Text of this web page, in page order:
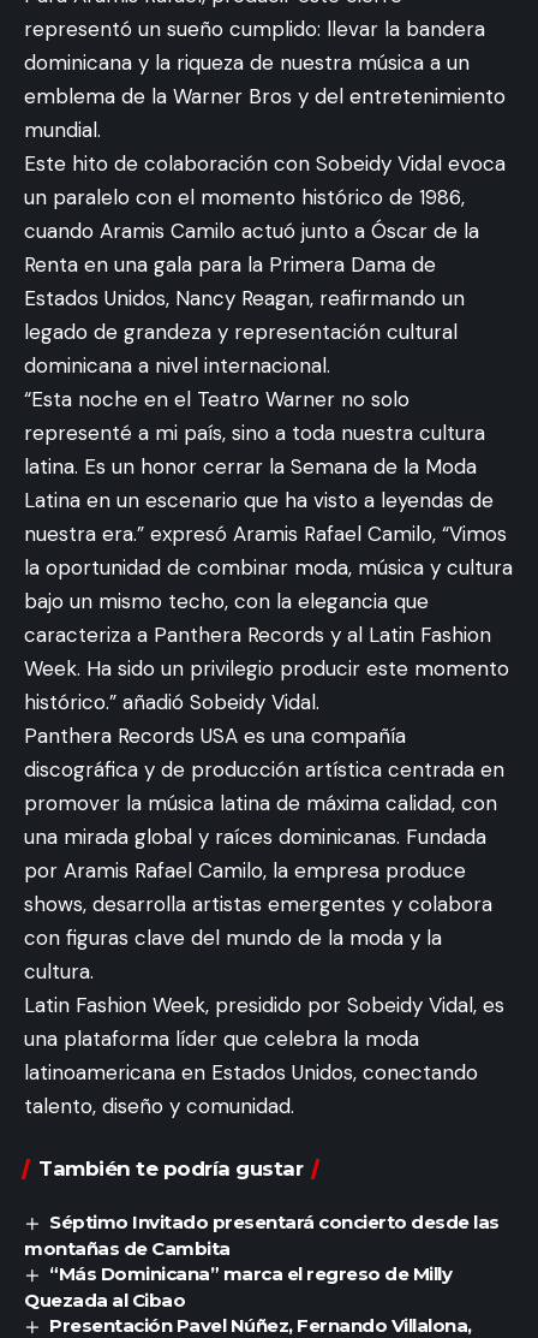
representó un sueño cumplido: llevar la bandera
dominicana y la riqueza de nuestra música a un
emblema de la Warner Bros y del entretenimiento
mundial.
Este hito de colaboración con Sobeidy Vidal evoca
un paralelo con el momento histórico de 1986,
cuando Aramis Camilo actuó junto a Óscar de la
Renta en una gala para la Primera Dama de
Estados Unidos, Nancy Reagan, reafirmando un
legado de grandeza y representación cultural
dominicana a nivel internacional.
“Esta noche en el Teatro Warner no solo
representé a mi país, sino a toda nuestra cultura
latina. Es un honor cerrar la Semana de la Moda
Latina en un escenario que ha visto a leyendas de
nuestra era.” expresó Aramis Rafael Camilo, “Vimos
la oportunidad de combinar moda, música y cultura
bajo un mismo techo, con la elegancia que
caracteriza a Panthera Records y al Latin Fashion
Week. Ha sido un privilegio producir este momento
histórico.” añadió Sobeidy Vidal.
Panthera Records USA es una compañía
discográfica y de producción artística centrada en
promover la música latina de máxima calidad, con
una mirada global y raíces dominicanas. Fundada
por Aramis Rafael Camilo, la empresa produce
shows, desarrolla artistas emergentes y colabora
con figuras clave del mundo de la moda y la
cultura.
Latin Fashion Week, presidido por Sobeidy Vidal, es
una plataforma líder que celebra la moda
latinoamericana en Estados Unidos, conectando
talento, diseño y comunidad.
También te podría gustar
Séptimo Invitado presentará concierto desde las
montañas de Cambita
“Más Dominicana” marca el regreso de Milly
Quezada al Cibao
Presentación Pavel Núñez, Fernando Villalona,